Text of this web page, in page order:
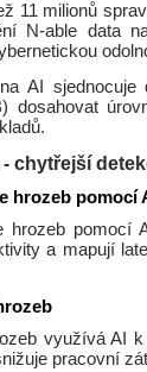
11 milionů
N-able data
AI
dosahovat
chytřejší
hrozeb pomocí
hrozeb pomocí
a mapují
využívá AI
pracovní